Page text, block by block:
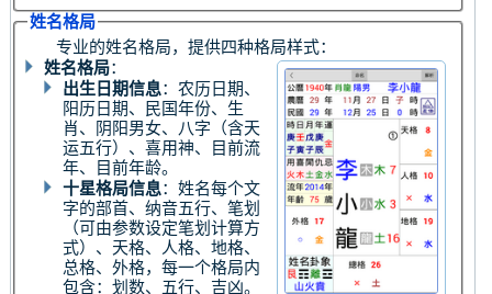
姓名格局
专业的姓名格局，提供四种格局样式：
姓名格局：
出生日期信息：农历日期、
阳历日期、民国年份、生
肖、阴阳男女、八字（含天
运五行）、喜用神、目前流
年、目前年龄。
十星格局信息：姓名每个文
字的部首、纳音五行、笔划
（可由参数设定笔划计算方
式）、天格、人格、地格、
总格、外格，每一个格局内
包含：划数、五行、吉凶。